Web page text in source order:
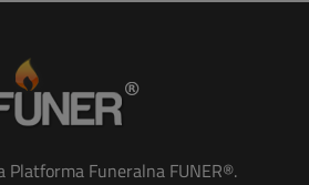
Platforma Funeralna FUNER®.